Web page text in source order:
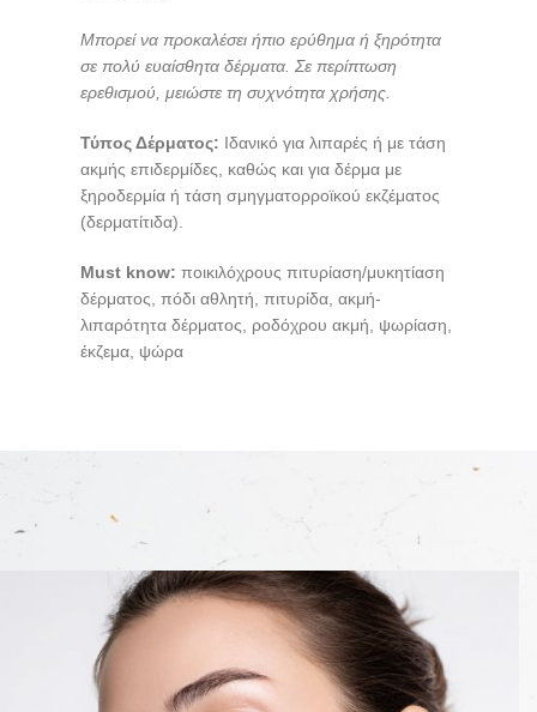
Μπορεί να προκαλέσει ήπιο ερύθημα ή ξηρότητα
σε πολύ ευαίσθητα δέρματα.Σε περίπτωση
ερεθισμού, μειώστε τη συχνότητα χρήσης.
Τύπος Δέρματος: Ιδανικό για λιπαρές ή με τάση
ακμής επιδερμίδες, καθώς και για δέρμα με
ξηροδερμία ή τάση σμηγματορροϊκού εκζέματος
(δερματίτιδα).
Must know:ποικιλόχρους πιτυρίαση/μυκητίαση
δέρματος, πόδι αθλητή, πιτυρίδα, ακμή-
λιπαρότητα δέρματος, ροδόχρου ακμή, ψωρίαση,
έκζεμα, ψώρα